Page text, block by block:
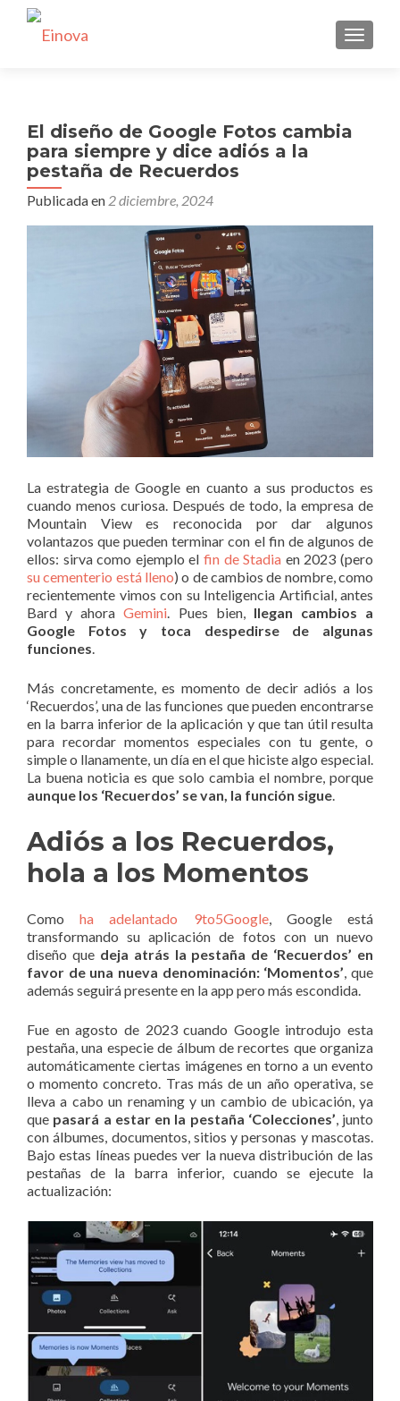
El diseño de Google Fotos cambia
para siempre y dice adiós a la
pestaña de Recuerdos
Publicada en 2 diciembre, 2024
La estrategia de Google en cuanto a sus productos es
cuando menos curiosa. Después de todo, la empresa de
Mountain View es reconocida por dar algunos
volantazos que pueden terminar con el fin de algunos de
ellos: sirva como ejemplo el fin de Stadia en 2023 (pero
su cementerio está lleno) o de cambios de nombre, como
recientemente vimos con su Inteligencia Artificial, antes
Bard y ahoraGemini . Pues bien,
llegan cambios a
Google Fotos y toca despedirse de algunas
funciones
Más concretamente, es momento de decir adiós a los
‘Recuerdos’, una de las funciones que pueden encontrarse
en la barra inferior de la aplicación y que tan útil resulta
para recordar momentos especiales con tu gente, o
simple o llanamente, un día en el que hiciste algo especial.
La buena noticia es que solo cambia el nombre, porque
aunque los ‘Recuerdos’ se van, la función sigue
Adiós a los Recuerdos,
hola a los Momentos
Comoha adelantado 9to5Google, Google está
transformando su aplicación de fotos con un nuevo
diseño que deja atrás la pestaña de ‘Recuerdos’ en
favor de una nueva denominación: ‘Momentos’ , que
además seguirá presente en la app pero más escondida.
Fue en agosto de 2023 cuando Google introdujo esta
pestaña, una especie de álbum de recortes que organiza
automáticamente ciertas imágenes en torno a un evento
o momento concreto. Tras más de un año operativa, se
lleva a cabo un renaming y un cambio de ubicación, ya
que pasará a estar en la pestaña ‘Colecciones’ , junto
con álbumes, documentos, sitios y personas y mascotas.
Bajo estas líneas puedes ver la nueva distribución de las
pestañas de la barra inferior, cuando se ejecute la
actualización: